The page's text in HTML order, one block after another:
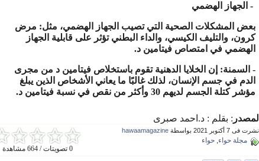
- الجهاز الهضمي
بعض المشكلات الصحية التي تصيب الجهاز الهضمي، مثل: مرض
كرون، والتليف الكيسي، والداء البطني تؤثر على قابلية الجهاز
الهضمي في امتصاص فيتامين د.
- السمنة: إن الخلايا الدهنية تقوم باستخلاص فيتامين د من مجرى
الدم في جسم الإنسان، لذلك غالبًا ما يعاني الأشخاص الذين يبلغ
مؤشر كتلة الجسم لديهم 30 وأكثر من نقص في نسبة فيتامين د.
المصدر : بقلم : د.احمد صبرى
0 تصويتات / 664 مشاهدة
نشرت فى 7 أكتوبر 2021 بواسطة hawaamagazine
مجلة حواء حواء